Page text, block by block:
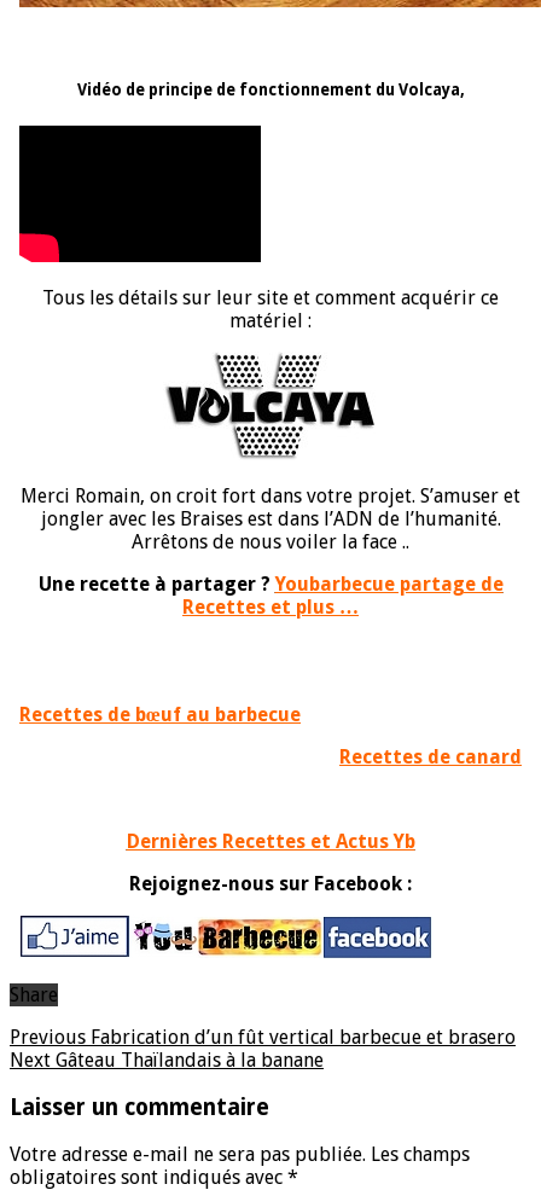
Vidéo de principe de fonctionnement du Volcaya,
Tous les détails sur leur site et comment acquérir ce
matériel :
Merci Romain, on croit fort dans votre projet. S’amuser et
jongler avec les Braises est dans l’ADN de l’humanité.
Arrêtons de nous voiler la face ..
Une recette à partager ? Youbarbecue partage de
Recettes et plus …
Recettes de bœuf au barbecue
Recettes de canard
Dernières Recettes et Actus Yb
Rejoignez-nous sur Facebook :
Share
Previous Fabrication d’un fût vertical barbecue et brasero
Next Gâteau Thaïlandais à la banane
Laisser un commentaire
Votre adresse e-mail ne sera pas publiée. Les champs
obligatoires sont indiqués avec *